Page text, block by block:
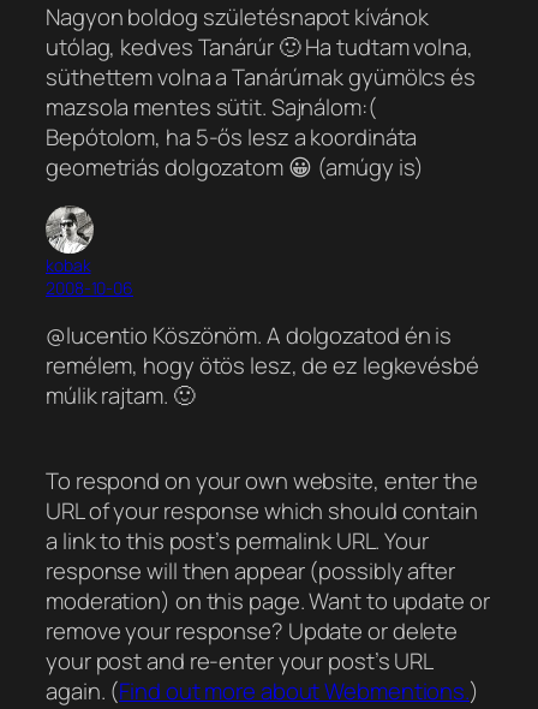
Nagyon boldog születésnapot kívánok
utólag, kedves Tanárúr 🙂 Ha tudtam volna,
süthettem volna a Tanárúrnak gyümölcs és
mazsola mentes sütit. Sajnálom:(
Bepótolom, ha 5-ős lesz a koordináta
geometriás dolgozatom 😀 (amúgy is)
kobak
2008-10-06
@lucentio Köszönöm. A dolgozatod én is
remélem, hogy ötös lesz, de ez legkevésbé
múlik rajtam. 🙂
To respond on your own website, enter the
URL of your response which should contain
a link to this post’s permalink URL. Your
response will then appear (possibly after
moderation) on this page. Want to update or
remove your response? Update or delete
your post and re-enter your post’s URL
again. (Find out more about Webmentions.)